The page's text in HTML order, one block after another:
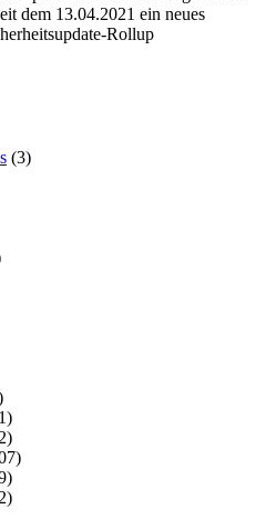
dem 13.04.2021 ein neues
Rollup
(3)